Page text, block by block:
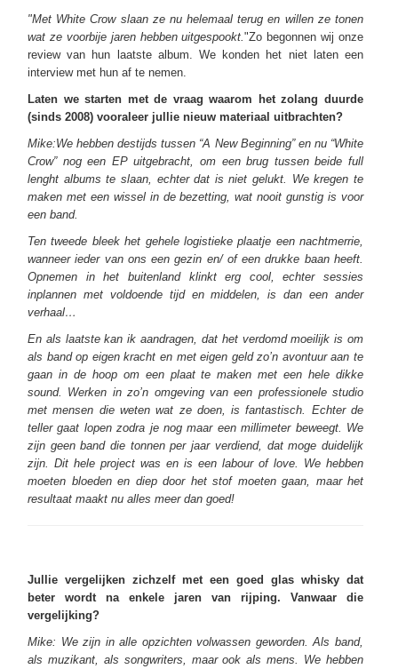
"Met White Crow slaan ze nu helemaal terug en willen ze tonen
wat ze voorbije jaren hebben uitgespookt."Zo begonnen wij onze
review van hun laatste album. We konden het niet laten een
interview met hun af te nemen.
Laten we starten met de vraag waarom het zolang duurde
(sinds 2008) vooraleer jullie nieuw materiaal uitbrachten?
Mike:We hebben destijds tussen “A New Beginning” en nu “White
Crow” nog een EP uitgebracht, om een brug tussen beide full
lenght albums te slaan, echter dat is niet gelukt. We kregen te
maken met een wissel in de bezetting, wat nooit gunstig is voor
een band.
Ten tweede bleek het gehele logistieke plaatje een nachtmerrie,
wanneer ieder van ons een gezin en/ of een drukke baan heeft.
Opnemen in het buitenland klinkt erg cool, echter sessies
inplannen met voldoende tijd en middelen, is dan een ander
verhaal…
En als laatste kan ik aandragen, dat het verdomd moeilijk is om
als band op eigen kracht en met eigen geld zo’n avontuur aan te
gaan in de hoop om een plaat te maken met een hele dikke
sound. Werken in zo’n omgeving van een professionele studio
met mensen die weten wat ze doen, is fantastisch. Echter de
teller gaat lopen zodra je nog maar een millimeter beweegt. We
zijn geen band die tonnen per jaar verdiend, dat moge duidelijk
zijn. Dit hele project was en is een labour of love. We hebben
moeten bloeden en diep door het stof moeten gaan, maar het
resultaat maakt nu alles meer dan goed!
Jullie vergelijken zichzelf met een goed glas whisky dat
beter wordt na enkele jaren van rijping. Vanwaar die
vergelijking?
Mike: We zijn in alle opzichten volwassen geworden. Als band,
als muzikant, als songwriters, maar ook als mens. We hebben